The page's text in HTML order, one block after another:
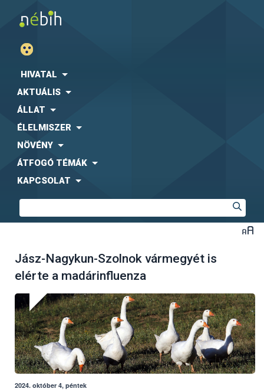
HIVATAL
AKTUÁLIS
ÁLLAT
ÉLELMISZER
NÖVÉNY
ÁTFOGÓ TÉMÁK
KAPCSOLAT
Jász-Nagykun-Szolnok vármegyét is
elérte a madárinfluenza
2024. október 4, péntek